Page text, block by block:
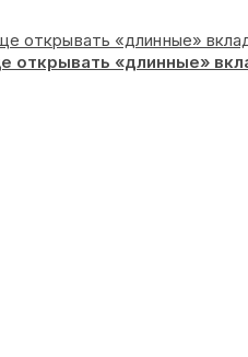
открывать «длинные»